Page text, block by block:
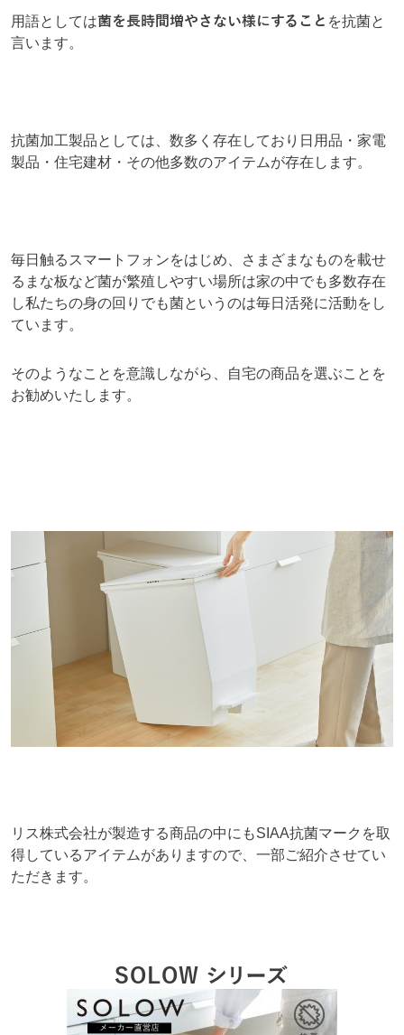
用語としては菌を長時間増やさない様にすること を抗菌と
言います。
抗菌加工製品としては、数多く存在しており日用品・家電
製品・住宅建材・その他多数のアイテムが存在します。
毎日触るスマートフォンをはじめ、さまざまなものを載せ
るまな板など菌が繁殖しやすい場所は家の中でも多数存在
し私たちの身の回りでも菌というのは毎日活発に活動をし
ています。
そのようなことを意識しながら、自宅の商品を選ぶことを
お勧めいたします。
リス株式会社が製造する商品の中にもSIAA抗菌マークを取
得しているアイテムがありますので、一部ご紹介させてい
ただきます。
SOLOW シリーズ